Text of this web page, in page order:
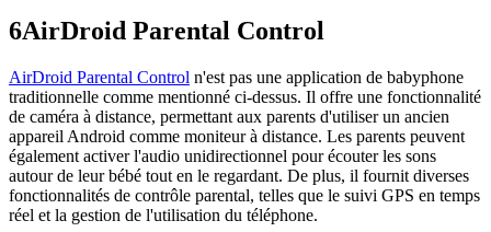
6AirDroid Parental Control
AirDroid Parental Control n'est pas une application de babyphone
traditionnelle comme mentionné ci-dessus. Il offre une fonctionnalité
de caméra à distance, permettant aux parents d'utiliser un ancien
appareil Android comme moniteur à distance. Les parents peuvent
également activer l'audio unidirectionnel pour écouter les sons
autour de leur bébé tout en le regardant. De plus, il fournit diverses
fonctionnalités de contrôle parental, telles que le suivi GPS en temps
réel et la gestion de l'utilisation du téléphone.